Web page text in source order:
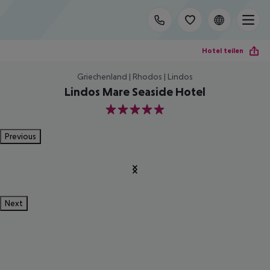
Hotel teilen
Griechenland | Rhodos | Lindos
Lindos Mare Seaside Hotel
5
Previous
Next